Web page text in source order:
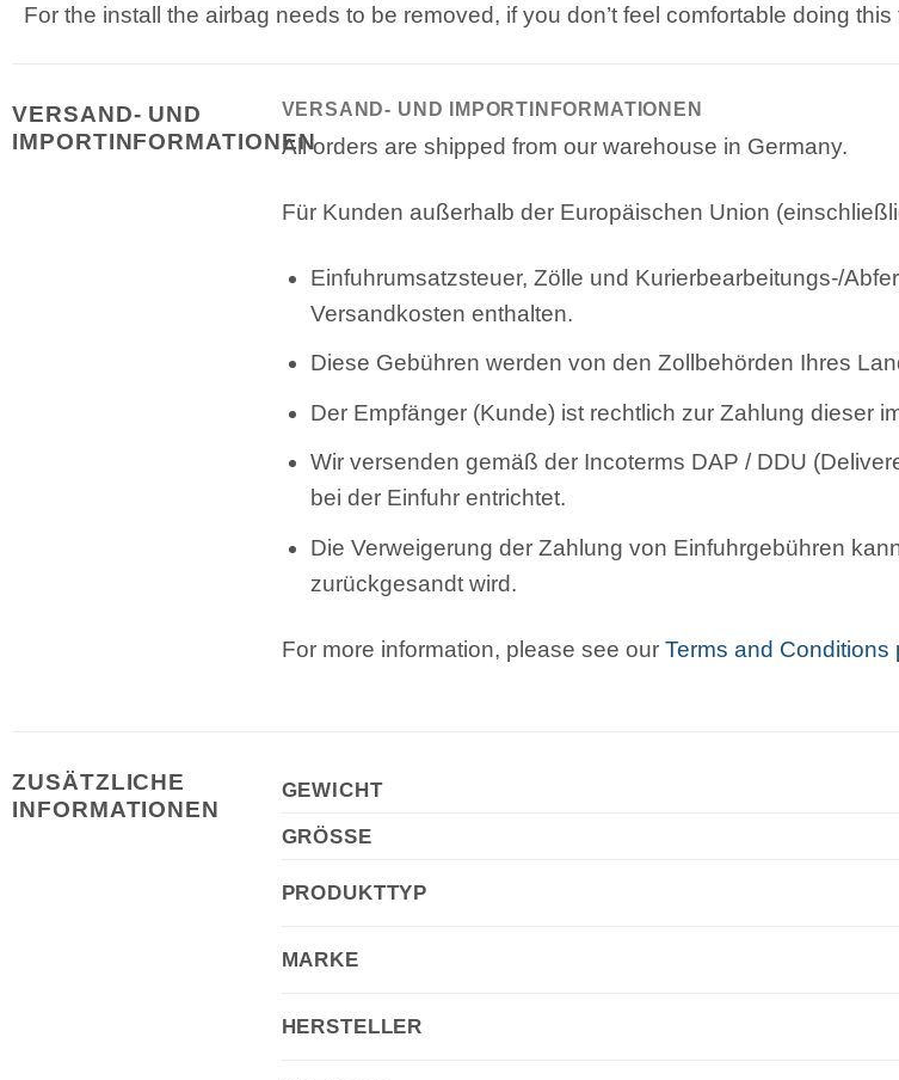
For the install the airbag needs to be removed, if you don’t feel comfortable doing
VERSAND- UND
IMPORTINFORMATIONEN
VERSAND- UND IMPORTINFORMATIONEN
All orders are shipped from our warehouse in Germany.
Für Kunden außerhalb der Europäischen Union
Einfuhrumsatzsteuer, Zölle und Kurierbearbeitungs-/
Versandkosten enthalten.
Diese Gebühren werden von den Zollbehörden Ihres
Der Empfänger (Kunde) ist rechtlich zur Zahlung dieser
Wir versenden gemäß der Incoterms DAP / DDU
bei der Einfuhr entrichtet.
Die Verweigerung der Zahlung von Einfuhrgebühren
zurückgesandt wird.
For more information, please see our Terms and Conditions
ZUSÄTZLICHE
INFORMATIONEN
GEWICHT
GRÖSSE
PRODUKTTYP
MARKE
HERSTELLER